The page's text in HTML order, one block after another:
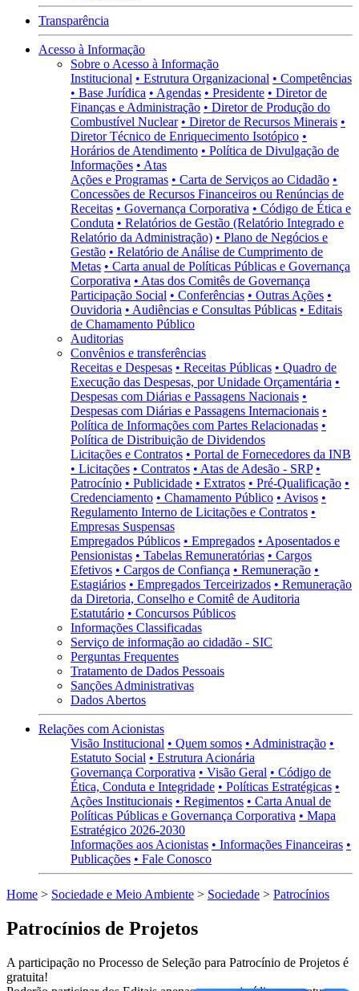
Transparência
Acesso à Informação
Sobre o Acesso à Informação
Institucional • Estrutura Organizacional • Competências
• Base Jurídica • Agendas • Presidente • Diretor de
Finanças e Administração • Diretor de Produção do
Combustível Nuclear • Diretor de Recursos Minerais •
Diretor Técnico de Enriquecimento Isotópico •
Horários de Atendimento • Política de Divulgação de
Informações • Atas
Ações e Programas • Carta de Serviços ao Cidadão •
Concessões de Recursos Financeiros ou Renúncias de
Receitas • Governança Corporativa • Código de Ética e
Conduta • Relatórios de Gestão (Relatório Integrado e
Relatório da Administração) • Plano de Negócios e
Gestão • Relatório de Análise de Cumprimento de
Metas • Carta anual de Políticas Públicas e Governança
Corporativa • Atas dos Comitês de Governança
Participação Social • Conferências • Outras Ações •
Ouvidoria • Audiências e Consultas Públicas • Editais
de Chamamento Público
Auditorias
Convênios e transferências
Receitas e Despesas • Receitas Públicas • Quadro de
Execução das Despesas, por Unidade Orçamentária •
Despesas com Diárias e Passagens Nacionais •
Despesas com Diárias e Passagens Internacionais •
Política de Informações com Partes Relacionadas •
Política de Distribuição de Dividendos
Licitações e Contratos • Portal de Fornecedores da INB
• Licitações • Contratos • Atas de Adesão - SRP •
Patrocínio • Publicidade • Extratos • Pré-Qualificação •
Credenciamento • Chamamento Público • Avisos •
Regulamento Interno de Licitações e Contratos •
Empresas Suspensas
Empregados Públicos • Empregados • Aposentados e
Pensionistas • Tabelas Remuneratórias • Cargos
Efetivos • Cargos de Confiança • Remuneração •
Estagiários • Empregados Terceirizados • Remuneração
da Diretoria, Conselho e Comitê de Auditoria
Estatutário • Concursos Públicos
Informações Classificadas
Serviço de informação ao cidadão - SIC
Perguntas Frequentes
Tratamento de Dados Pessoais
Sanções Administrativas
Dados Abertos
Relações com Acionistas
Visão Institucional • Quem somos • Administração •
Estatuto Social • Estrutura Acionária
Governança Corporativa • Visão Geral • Código de
Ética, Conduta e Integridade • Políticas Estratégicas •
Ações Institucionais • Regimentos • Carta Anual de
Políticas Públicas e Governança Corporativa • Mapa
Estratégico 2026-2030
Informações aos Acionistas • Informações Financeiras •
Publicações • Fale Conosco
Home > Sociedade e Meio Ambiente > Sociedade > Patrocínios
Patrocínios de Projetos
A participação no Processo de Seleção para Patrocínio de Projetos é
gratuita!